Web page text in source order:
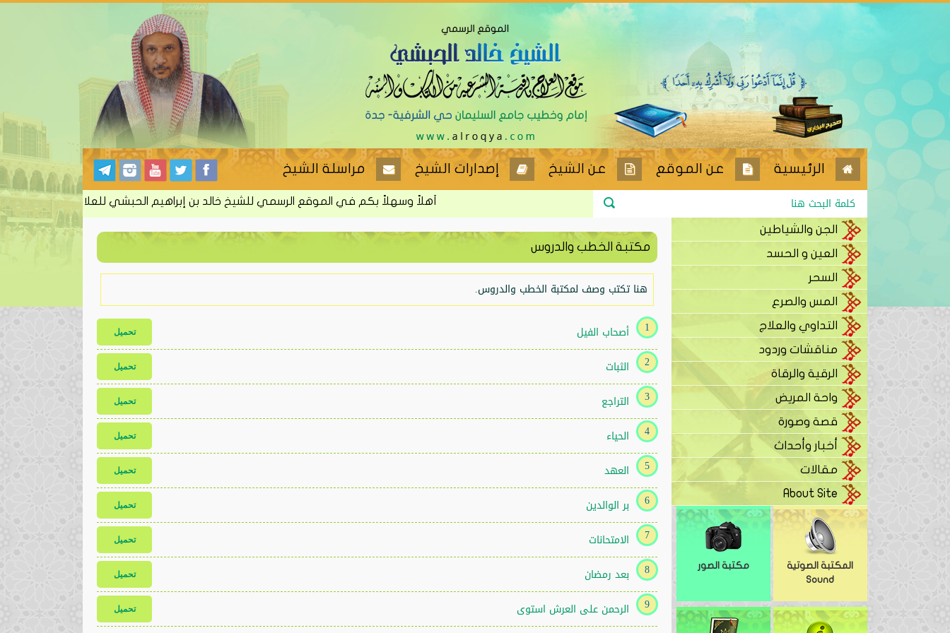
الرئيسية عن الموقع عن الشيخ إصدارات الشيخ مراسلة الشيخ
أهلاً وسهلاً بكم في الموقع الرسمي للشيخ خالد بن إبراهيم الحبشي للعلاج بالرقية الشرعية من
مكتبة الخطب والدروس
هنا تكتب وصف لمكتبة الخطب والدروس.
أصحاب الفيل تحميل
الثبات تحميل
التراجع تحميل
الحياء تحميل
العهد تحميل
بر الوالدين تحميل
الامتحانات تحميل
بعد رمضان تحميل
الرحمن على العرش استوى تحميل
الجن والشياطين
العين و الحسد
السحر
المس والصرع
التداوي والعلاج
مناقشات وردود
الرقية والرقاة
واحة المريض
قصة وصورة
أخبار وأحداث
مقالات
About Site
المكتبة الصوتية
Sound
مكتبة الصور